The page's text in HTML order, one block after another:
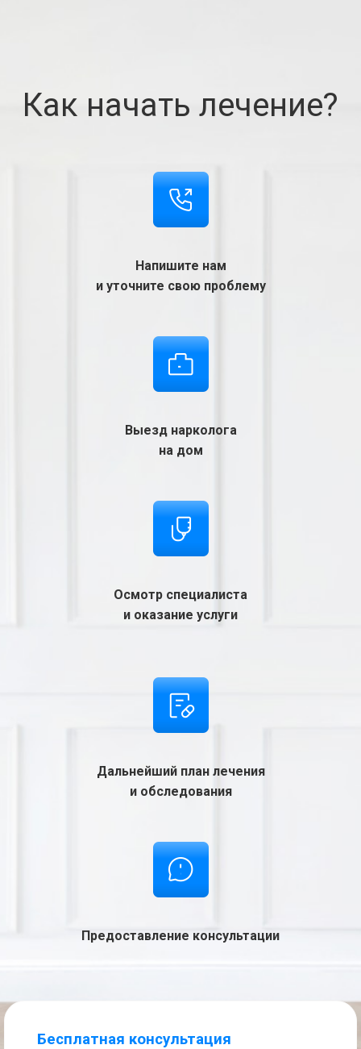
Как начать лечение?
Напишите нам
и уточните свою проблему
Выезд нарколога
на дом
Осмотр специалиста
и оказание услуги
Дальнейший план лечения
и обследования
Предоставление консультации
Бесплатная консультация